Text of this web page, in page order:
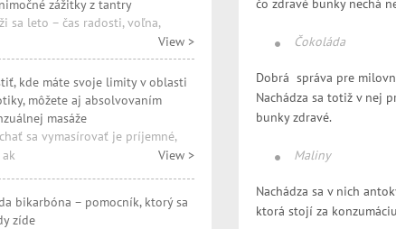
čo zdravé bunky nechá
Čokoláda
Dobrá správa pre
Nachádza sa totiž v nej
bunky zdravé.
Maliny
Nachádza sa v nich
ktorá stojí za
zážitky z tantry
sa leto – čas radosti, voľna,
View >
kde máte svoje limity v oblasti
môžete aj absolvovaním
masáže
sa vymasírovať je príjemné,
View >
bikarbóna – pomocník, ktorý sa
zíde